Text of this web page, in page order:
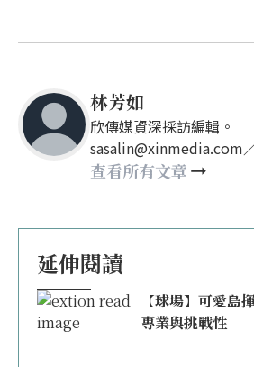
林芳如
欣傳媒資深採訪編輯。
sasalin@xinmedia.com
happy21917@gmail.com
查看所有文章
延伸閱讀
【球場】可愛島
專業與挑戰性